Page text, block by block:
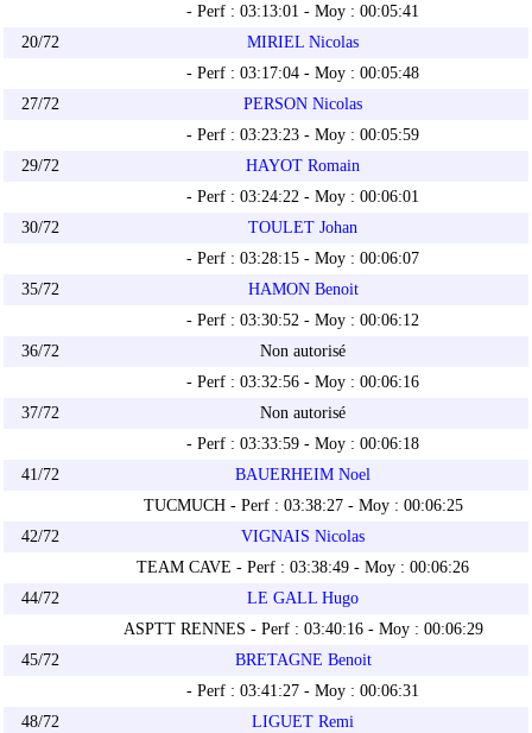
- Perf : 03:13:01 - Moy : 00:05:41
20/72
MIRIEL Nicolas
- Perf : 03:17:04 - Moy : 00:05:48
27/72
PERSON Nicolas
- Perf : 03:23:23 - Moy : 00:05:59
29/72
HAYOT Romain
- Perf : 03:24:22 - Moy : 00:06:01
30/72
TOULET Johan
- Perf : 03:28:15 - Moy : 00:06:07
35/72
HAMON Benoit
- Perf : 03:30:52 - Moy : 00:06:12
36/72
Non autorisé
- Perf : 03:32:56 - Moy : 00:06:16
37/72
Non autorisé
- Perf : 03:33:59 - Moy : 00:06:18
41/72
BAUERHEIM Noel
TUCMUCH - Perf : 03:38:27 - Moy : 00:06:25
42/72
VIGNAIS Nicolas
TEAM CAVE - Perf : 03:38:49 - Moy : 00:06:26
44/72
LE GALL Hugo
ASPTT RENNES - Perf : 03:40:16 - Moy : 00:06:29
45/72
BRETAGNE Benoit
- Perf : 03:41:27 - Moy : 00:06:31
48/72
LIGUET Remi